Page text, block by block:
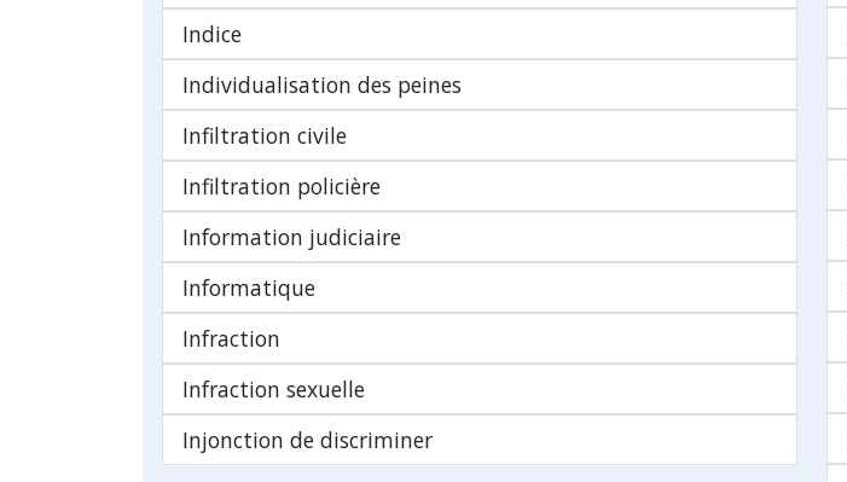
Indice
Individualisation des peines
Infiltration civile
Infiltration policière
Information judiciaire
Informatique
Infraction
Infraction sexuelle
Injonction de discriminer